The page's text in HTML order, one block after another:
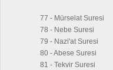
77 - Mürselat Suresi
78 - Nebe Suresi
79 - Nazi'at Suresi
80 - Abese Suresi
81 - Tekvir Suresi